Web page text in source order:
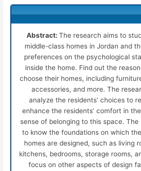
Abstract: The research aims to
middle-class homes in Jordan and
preferences on the psychological
inside the home. Find out the
choose their homes, including
accessories, and more. The
analyze the residents’ choices to
enhance the residents’ comfort in
sense of belonging to this space. The
to know the foundations on which
homes are designed, such as living
kitchens, bedrooms, storage rooms,
focus on other aspects of design